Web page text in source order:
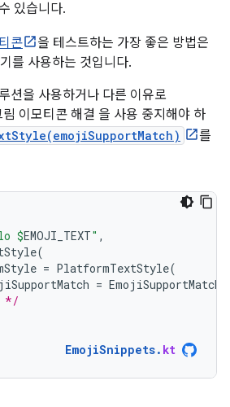
있습니다.
콘
을 테스트하는 가장 좋은 방법은
를 사용하는 것입니다.
션을 사용하거나 다른 이유로
이모티콘 해결 을 사용 중지해야 하
를
$EMOJI_TEXT" ,
(
= PlatformTextStyle(
= EmojiSupportMatch
*/
EmojiSnippets. kt